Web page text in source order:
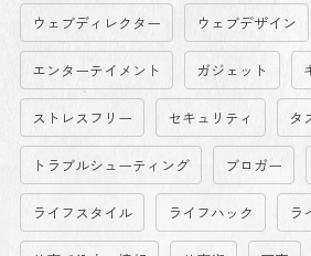
ウェブディレクター ウェブデザイン
エンターテイメント ガジェット
ストレスフリー セキュリティ タ
トラブルシューティング ブロガー
ライフスタイル ライフハック ラ